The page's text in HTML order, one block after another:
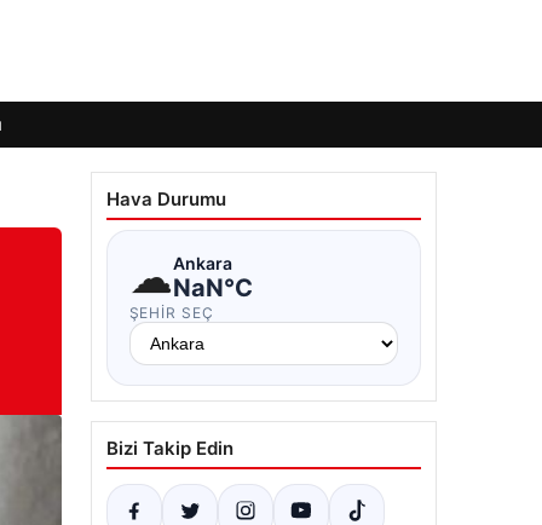
Hava Durumu
☁Ankara
NaN°C
ŞEHIR SEÇ
Bizi Takip Edin